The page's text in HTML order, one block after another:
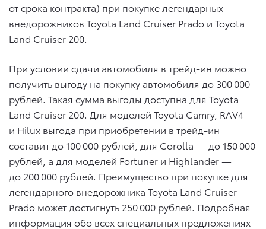
от срока контракта) при покупке легендарных
внедорожников Toyota Land Cruiser Prado и Toyota
Land Cruiser 200.
При условии сдачи автомобиля в трейд-ин можно
получить выгоду на покупку автомобиля до 300 000
рублей. Такая сумма выгоды доступна для Toyota
Land Cruiser 200. Для моделей Toyota Camry, RAV4
и Hilux выгода при приобретении в трейд-ин
составит до 100 000 рублей, для Corolla — до 150 000
рублей, а для моделей Fortuner и Highlander —
до 200 000 рублей. Преимущество при покупке для
легендарного внедорожника Toyota Land Cruiser
Prado может достигнуть 250 000 рублей. Подробная
информация обо всех специальных предложениях